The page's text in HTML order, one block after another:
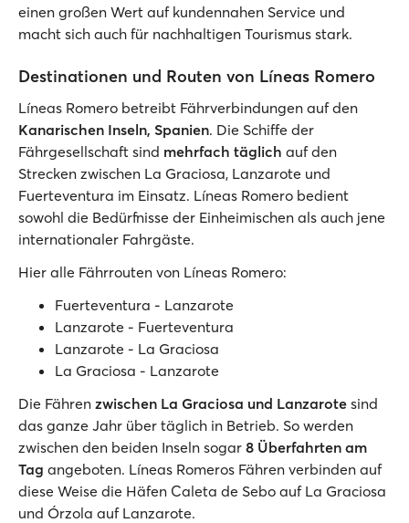
einen großen Wert auf kundennahen Service und
macht sich auch für nachhaltigen Tourismus stark.
Destinationen und Routen von Líneas Romero
Líneas Romero betreibt Fährverbindungen auf den
Kanarischen Inseln, Spanien. Die Schiffe der
Fährgesellschaft sind mehrfach täglich auf den
Strecken zwischen La Graciosa, Lanzarote und
Fuerteventura im Einsatz. Líneas Romero bedient
sowohl die Bedürfnisse der Einheimischen als auch jene
internationaler Fahrgäste.
Hier alle Fährrouten von Líneas Romero:
Fuerteventura - Lanzarote
Lanzarote - Fuerteventura
Lanzarote - La Graciosa
La Graciosa - Lanzarote
Die Fähren zwischen La Graciosa und Lanzarote sind
das ganze Jahr über täglich in Betrieb. So werden
zwischen den beiden Inseln sogar 8 Überfahrten am
Tag angeboten. Líneas Romeros Fähren verbinden auf
diese Weise die Häfen Caleta de Sebo auf La Graciosa
und Órzola auf Lanzarote.